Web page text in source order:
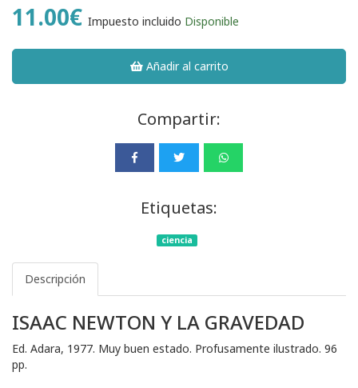
11.00€ Impuesto incluido Disponible
Añadir al carrito
Compartir:
Etiquetas:
ciencia
Descripción
ISAAC NEWTON Y LA GRAVEDAD
Ed. Adara, 1977. Muy buen estado. Profusamente ilustrado. 96
pp.